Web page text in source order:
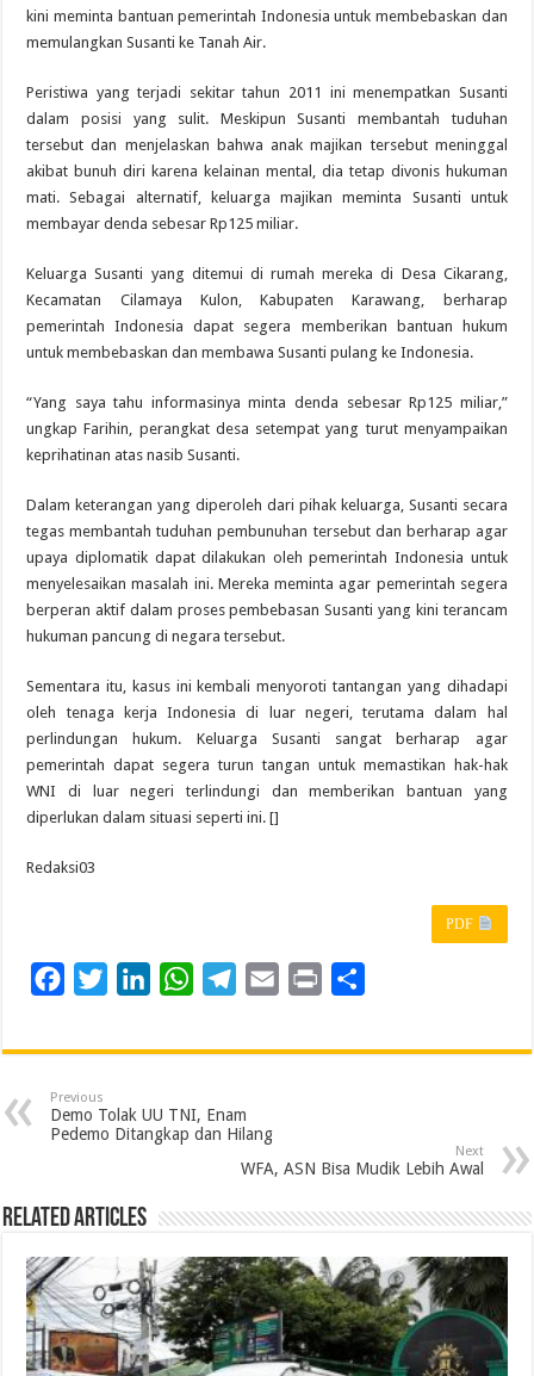
kini meminta bantuan pemerintah Indonesia untuk membebaskan dan
memulangkan Susanti ke Tanah Air.
Peristiwa yang terjadi sekitar tahun 2011 ini menempatkan Susanti
dalam posisi yang sulit. Meskipun Susanti membantah tuduhan
tersebut dan menjelaskan bahwa anak majikan tersebut meninggal
akibat bunuh diri karena kelainan mental, dia tetap divonis hukuman
mati. Sebagai alternatif, keluarga majikan meminta Susanti untuk
membayar denda sebesar Rp125 miliar.
Keluarga Susanti yang ditemui di rumah mereka di Desa Cikarang,
Kecamatan Cilamaya Kulon, Kabupaten Karawang, berharap
pemerintah Indonesia dapat segera memberikan bantuan hukum
untuk membebaskan dan membawa Susanti pulang ke Indonesia.
“Yang saya tahu informasinya minta denda sebesar Rp125 miliar,”
ungkap Farihin, perangkat desa setempat yang turut menyampaikan
keprihatinan atas nasib Susanti.
Dalam keterangan yang diperoleh dari pihak keluarga, Susanti secara
tegas membantah tuduhan pembunuhan tersebut dan berharap agar
upaya diplomatik dapat dilakukan oleh pemerintah Indonesia untuk
menyelesaikan masalah ini. Mereka meminta agar pemerintah segera
berperan aktif dalam proses pembebasan Susanti yang kini terancam
hukuman pancung di negara tersebut.
Sementara itu, kasus ini kembali menyoroti tantangan yang dihadapi
oleh tenaga kerja Indonesia di luar negeri, terutama dalam hal
perlindungan hukum. Keluarga Susanti sangat berharap agar
pemerintah dapat segera turun tangan untuk memastikan hak-hak
WNI di luar negeri terlindungi dan memberikan bantuan yang
diperlukan dalam situasi seperti ini. []
Redaksi03
PDF
c
b
o
k
i
t
e
n
e
d
n
W
a
s
A
p
l
g
r
a
m
a
i
a
Previous
Demo Tolak UU TNI, Enam
Pedemo Ditangkap dan Hilang
Next
WFA, ASN Bisa Mudik Lebih Awal
Related Articles